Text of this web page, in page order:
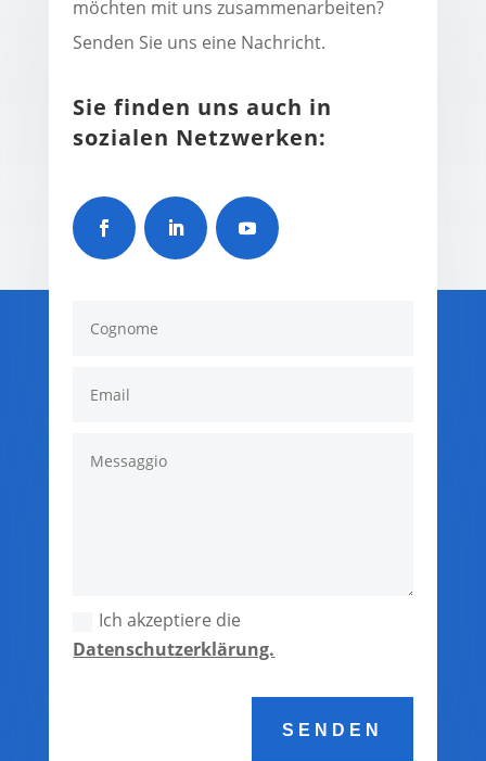
möchten mit uns zusammenarbeiten?
Senden Sie uns eine Nachricht.
Sie finden uns auch in
sozialen Netzwerken:
Ich akzeptiere die
Datenschutzerklärung.
SENDEN